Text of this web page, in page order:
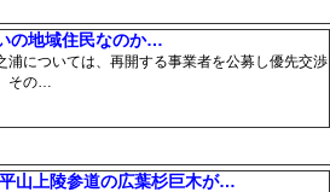
の地域住民なのか…
については、再開する事業者を公募し優先交渉
その…
山上陵参道の広葉杉巨木が…